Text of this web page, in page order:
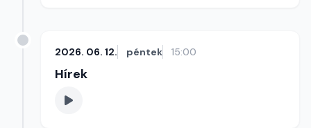
2026. 06. 12. péntek 15:00
Hírek